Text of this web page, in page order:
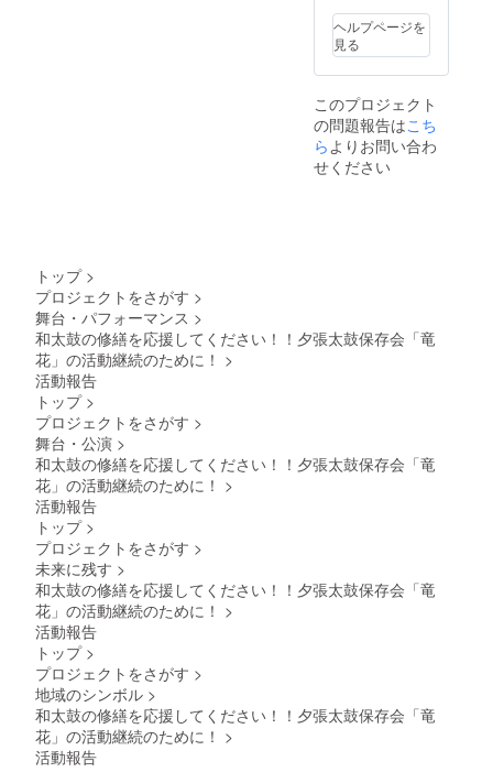
は必ず
のリ
ターン
された
ラベル
や注意
書きを
前を記
載させ
ていた
だきま
・上
記の演
奏会の
際に直
接お名
用して
センチ
（文字
竜花側
で代わ
きま
す。
被をお
送りい
たしま
す。
材：綿
100％
・サ
イズ：S
サイズ
ヘルプページを
見る
このプロジェクト
の問題報告はこち
らよりお問い合わ
せください
トップ >
プロジェクトをさがす >
舞台・パフォーマンス >
和太鼓の修繕を応援してください！！夕張太鼓保存会「竜
花」の活動継続のために！ >
活動報告
トップ >
プロジェクトをさがす >
舞台・公演 >
和太鼓の修繕を応援してください！！夕張太鼓保存会「竜
花」の活動継続のために！ >
活動報告
トップ >
プロジェクトをさがす >
未来に残す >
和太鼓の修繕を応援してください！！夕張太鼓保存会「竜
花」の活動継続のために！ >
活動報告
トップ >
プロジェクトをさがす >
地域のシンボル >
和太鼓の修繕を応援してください！！夕張太鼓保存会「竜
花」の活動継続のために！ >
活動報告